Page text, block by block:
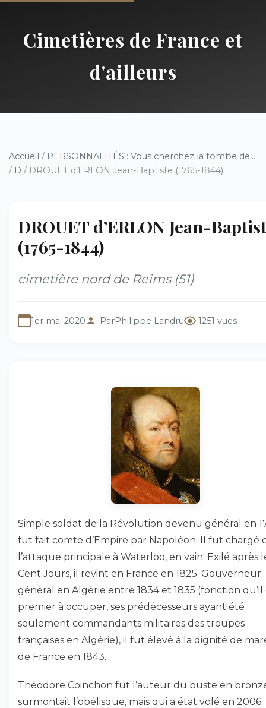
Cimetières de France et
d'ailleurs
Accueil / PERSONNALITÉS : Vous cherchez la tombe de...
/ D / DROUET d’ERLON Jean-Baptiste (1765-1844)
DROUET d’ERLON Jean-
(1765-1844)
cimetière nord de Reims (51)
1er mai 2020 ParPhilippe Landru 1251 vues
Simple soldat de la Révolution devenu général en
fut fait comte d’Empire par Napoléon. Il fut chargé
l’attaque principale à Waterloo, en vain. Exilé après
Cent Jours, il revint en France en 1825. Gouverneur
général en Algérie entre 1834 et 1835 (fonction qu’il
premier à occuper, ses prédécesseurs ayant été
seulement commandants militaires des troupes
françaises en Algérie), il fut élevé à la dignité de
de France en 1843.
Théodore Coinchon fut l’auteur du buste en
surmontait l’obélisque, mais qui a état volé en 2006.